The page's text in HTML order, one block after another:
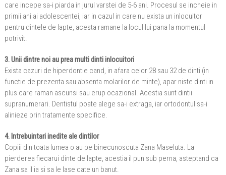
care incepe sa-i piarda in jurul varstei de 5-6 ani. Procesul se incheie in
primii ani ai adolescentei, iar in cazul in care nu exista un inlocuitor
pentru dintele de lapte, acesta ramane la locul lui pana la momentul
potrivit.
3. Unii dintre noi au prea multi dinti inlocuitori
Exista cazuri de hiperdontie cand, in afara celor 28 sau 32 de dinti (in
functie de prezenta sau absenta molarilor de minte), apar niste dinti in
plus care raman ascunsi sau erup ocazional. Acestia sunt dintii
supranumerari. Dentistul poate alege sa-i extraga, iar ortodontul sa-i
alinieze prin tratamente specifice.
4. Intrebuintari inedite ale dintilor
Copiii din toata lumea o au pe binecunoscuta Zana Maseluta. La
pierderea fiecarui dinte de lapte, acestia il pun sub perna, asteptand ca
Zana sa il ia si sa le lase cate un banut.